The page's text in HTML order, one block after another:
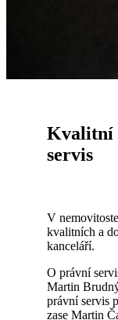
Kvalitní
servis
V
kvalitních a
kanceláří.
O právní
Martin
právní servis
zase Martin